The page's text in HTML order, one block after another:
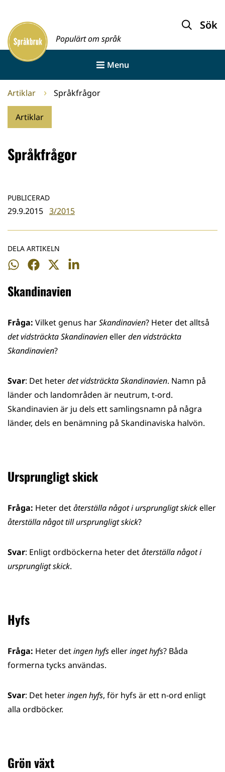
innehållet
Framsida
Populärt om språk
Sök
Menu
Artiklar Språkfrågor
Artiklar
Språkfrågor
PUBLICERAD
29.9.2015 3/2015
DELA ARTIKELN
Dela
WhatsApp
Dela
Facebook
Dela
Twitter
Dela
LinkedIn
Skandinavien
Fråga: Vilket genus harSkandinavien? Heter det alltså
det vidsträckta Skandinavienellerden vidsträckta
Skandinavien?
Svar: Det heterdet vidsträckta Skandinavien. Namn på
länder och landområden är neutrum, t-ord.
Skandinavien är ju dels ett samlingsnamn på några
länder, dels en benämning på Skandinaviska halvön.
Ursprungligt skick
Fråga: Heter detåterställa något i ursprungligt skickeller
återställa något till ursprungligt skick?
Svar: Enligt ordböckerna heter detåterställa något i
ursprungligt skick.
Hyfs
Fråga: Heter detingen hyfselleringet hyfs? Båda
formerna tycks användas.
Svar: Det heteringen hyfs, för hyfs är ett n-ord enligt
alla ordböcker.
Grön växt